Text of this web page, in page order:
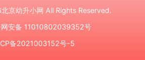
北京幼升小网 All Rights Reserved.
网安备 11010802039352号
备2021003152号-5